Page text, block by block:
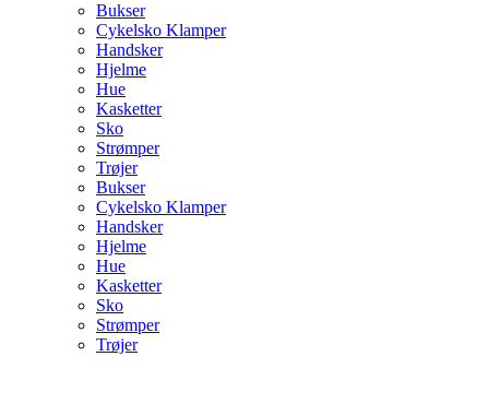
Bukser
Cykelsko Klamper
Handsker
Hjelme
Hue
Kasketter
Sko
Strømper
Trøjer
Bukser
Cykelsko Klamper
Handsker
Hjelme
Hue
Kasketter
Sko
Strømper
Trøjer